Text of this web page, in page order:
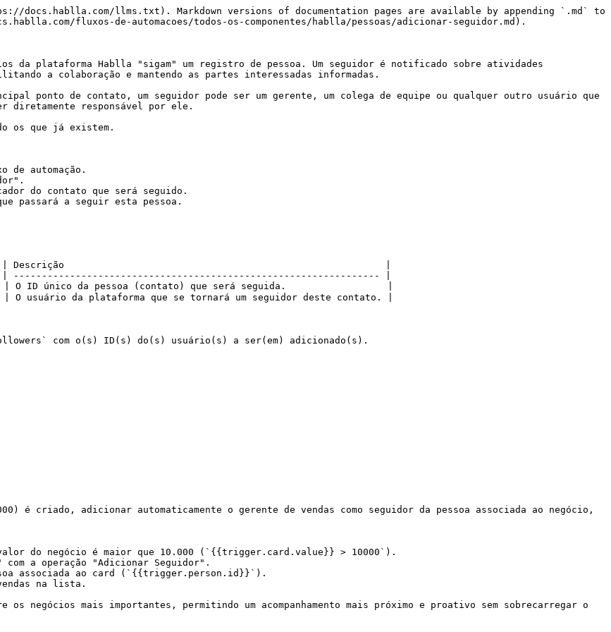
docs.hablla.com/llms.txt). Markdown versions of documentation pages are available by appending `.md` to
fluxos-de-automacoes/todos-os-componentes/hablla/pessoas/adicionar-seguidor.md).
da plataforma Hablla "sigam" um registro de pessoa. Um seguidor é notificado sobre atividades
a colaboração e mantendo as partes interessadas informadas.
ponto de contato, um seguidor pode ser um gerente, um colega de equipe ou qualquer outro usuário que
diretamente responsável por ele.
os que já existem.
automação.
do contato que será seguido.
passará a seguir esta pessoa.
| Descrição                                                         |
|
ID único da pessoa (contato) que será seguida.                  |
da plataforma que se tornará um seguidor deste contato. |
com o(s) ID(s) do(s) usuário(s) a ser(em) adicionado(s).
é criado, adicionar automaticamente o gerente de vendas como seguidor da pessoa associada ao negócio,
do negócio é maior que 10.000 (`{{trigger.card.value}} > 10000`).
a operação "Adicionar Seguidor".
associada ao card (`{{trigger.person.id}}`).
na lista.
negócios mais importantes, permitindo um acompanhamento mais próximo e proativo sem sobrecarregar o